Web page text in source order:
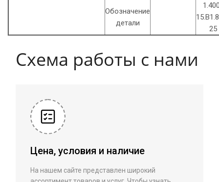
Обозначение
детали
25
Схема работы с нами
Цена, условия и наличие
На нашем сайте представлен широкий